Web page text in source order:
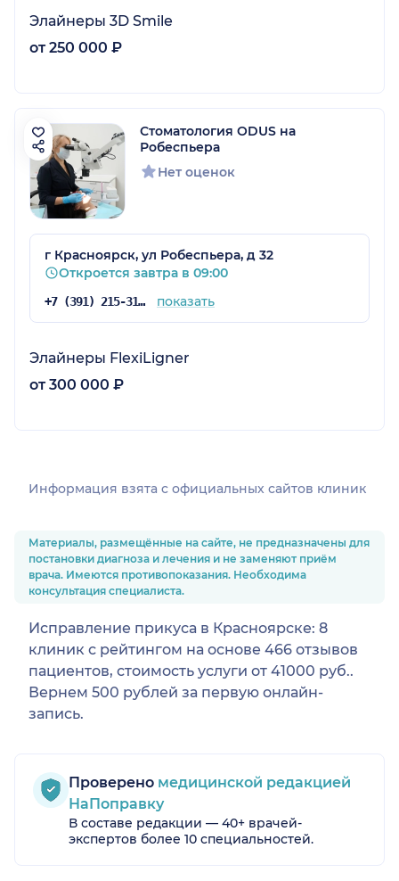
Элайнеры 3D Smile
от 250 000 ₽
Стоматология ODUS на
Робеспьера
Нет оценок
г Красноярск, ул Робеспьера, д 32
Откроется завтра в 09:00
+7 (391) 215-31-81 показать
Элайнеры FlexiLigner
от 300 000 ₽
Информация взята c официальных сайтов клиник
Материалы, размещённые на сайте, не предназначены для
постановки диагноза и лечения и не заменяют приём
врача. Имеются противопоказания. Необходима
консультация специалиста.
Исправление прикуса в Красноярске: 8
клиник с рейтингом на основе 466 отзывов
пациентов, стоимость услуги от 41000 руб..
Вернем 500 рублей за первую онлайн-
запись.
Проверено медицинской редакцией
НаПоправку
В составе редакции — 40+ врачей-
экспертов более 10 специальностей.